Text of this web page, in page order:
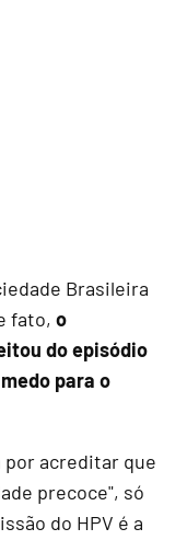
Brasileira
fato,o
do episódio
para o
por acreditar que
precoce", só
do HPV é a